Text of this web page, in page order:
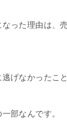
った理由は、
げなかったこと
部なんです。